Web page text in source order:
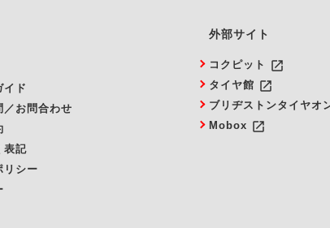
イド
／お問合わせ
表記
リシー
外部サイト
コクピット launch
タイヤ館 launch
ブリヂストンタイヤオ
Mobox launch